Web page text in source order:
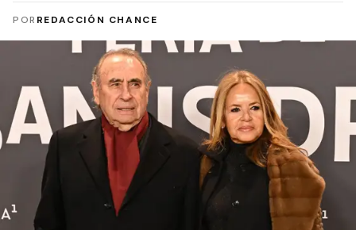
POR REDACCIÓN CHANCE